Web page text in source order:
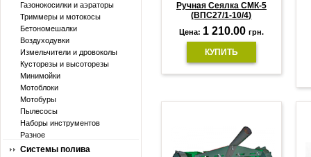
Газонокосилки и аэраторы
Триммеры и мотокосы
Бетономешалки
Воздуходувки
Измельчители и дровоколы
Кусторезы и высоторезы
Минимойки
Мотоблоки
Мотобуры
Пылесосы
Наборы инструментов
Разное
Системы полива
Ручная Сеялка СМК-5
(ВПС27/1-10/4)
Цена: 1 210.00 грн.
КУПИТЬ